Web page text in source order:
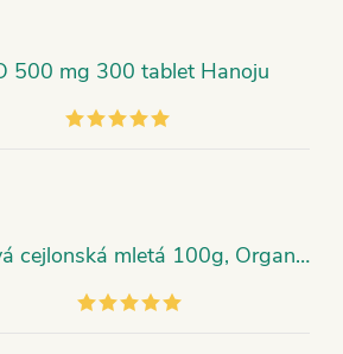
500 mg 300 tablet Hanoju
Skořice Bio, pravá cejlonská mletá 100g, Organic India